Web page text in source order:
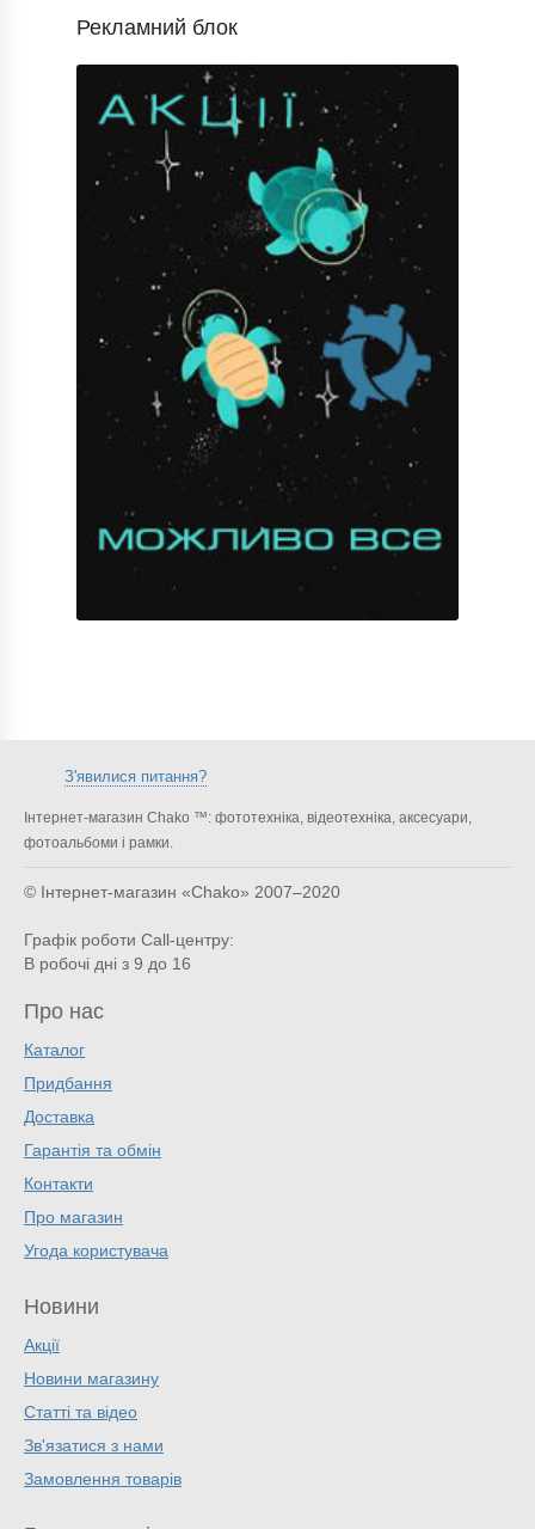
Рекламний блок
З'явилися питання?
Інтернет-магазин Chako ™: фототехніка, відеотехніка, аксесуари,
фотоальбоми і рамки.
© Інтернет-магазин «Chako» 2007–2020
Графік роботи Call-центру:
В робочі дні з 9 до 16
Про нас
Каталог
Придбання
Доставка
Гарантія та обмін
Контакти
Про магазин
Угода користувача
Новини
Акції
Новини магазину
Статті та відео
Зв'язатися з нами
Замовлення товарів